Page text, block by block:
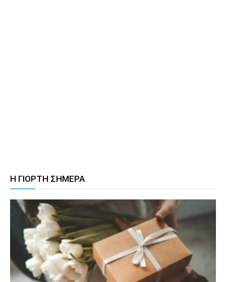
Η ΓΙΟΡΤΗ ΣΗΜΕΡΑ